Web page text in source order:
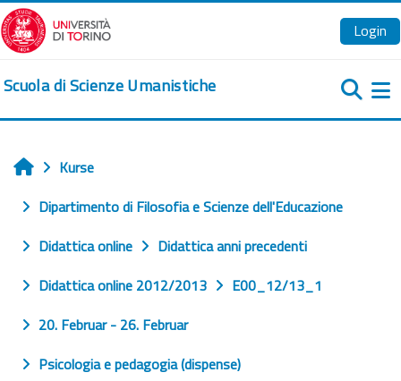
Zum Hauptinhalt
Login
Scuola di Scienze Umanistiche
Startseite
Kurse
Dipartimento di Filosofia e Scienze dell'Educazione
Didattica online
Didattica anni precedenti
Didattica online 2012/2013
E00_12/13_1
20. Februar - 26. Februar
Psicologia e pedagogia (dispense)